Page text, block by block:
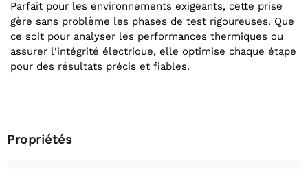
Parfait pour les environnements exigeants, cette prise
gère sans problème les phases de test rigoureuses. Que
ce soit pour analyser les performances thermiques ou
assurer l'intégrité électrique, elle optimise chaque étape
pour des résultats précis et fiables.
Propriétés